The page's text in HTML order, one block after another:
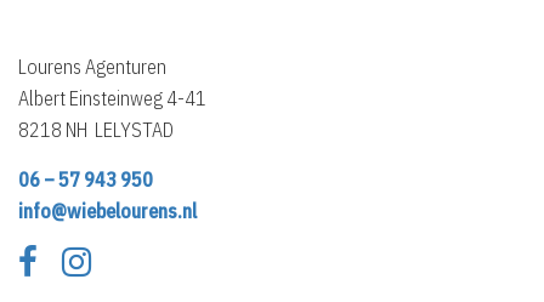
Lourens Agenturen
Albert Einsteinweg 4-41
8218 NH LELYSTAD
06 – 57 943 950
info@wiebelourens.nl